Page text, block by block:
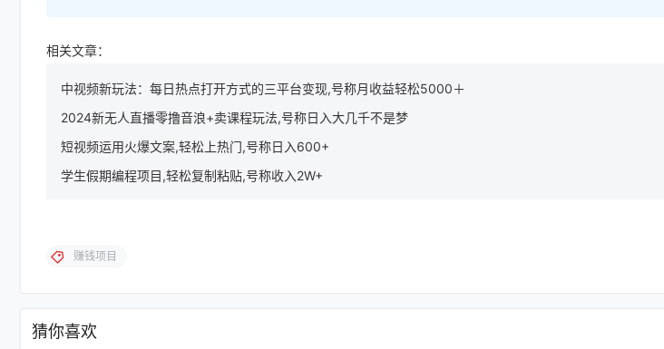
相关文章：
中视频新玩法：每日热点打开方式的三平台变现,号称月收益轻松5000＋
2024新无人直播零撸音浪+卖课程玩法,号称日入大几千不是梦
短视频运用火爆文案,轻松上热门,号称日入600+
学生假期编程项目,轻松复制粘贴,号称收入2W+
赚钱项目
猜你喜欢